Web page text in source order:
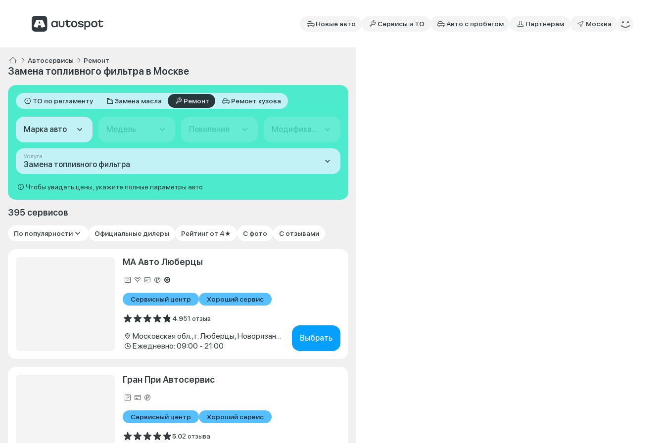
Новые авто Сервисы и ТО Авто с пробегом Партнерам Москва
Автосервисы Ремонт
Замена топливного фильтра в Москве
ТО по регламенту Замена масла Ремонт Ремонт кузова
Марка авто Модель Поколение Модификация
Услуга
Замена топливного фильтра
Чтобы увидеть цены, укажите полные параметры авто
395 сервисов
По популярности Официальные дилеры Рейтинг от 4★ С фото С отзывами
МА Авто Люберцы
Сервисный центр Хороший сервис
4.951 отзыв
Московская обл., г. Люберцы, Новорязанское шоссе, д. 1г
Ежедневно: 09:00 - 21:00
Выбрать
Гран При Автосервис
Сервисный центр Хороший сервис
5.02 отзыва